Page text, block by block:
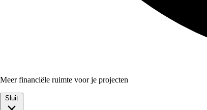
Meer financiële ruimte voor je projecten
Sluit